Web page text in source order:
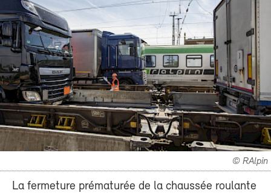
© RAlpin
La fermeture prématurée de la chaussée roulante